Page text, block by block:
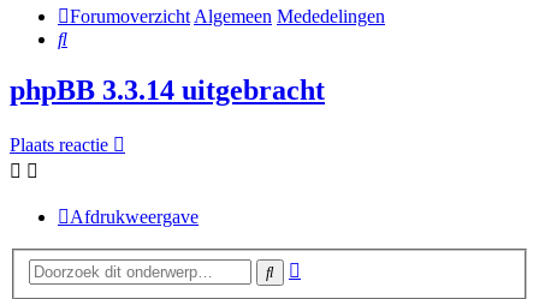
Forumoverzicht Algemeen Mededelingen
Zoek
phpBB 3.3.14 uitgebracht
Plaats reactie
Afdrukweergave
Zoek